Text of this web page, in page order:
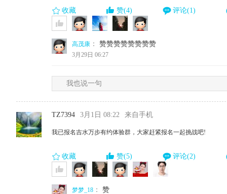
收藏 赞(4) 评论(1)
高茂康 ： 赞赞赞赞赞赞赞赞
3月29日 06:27
我也说一句
TZ7394 3月1日 08:22 来自手机
我已报名吉水万步有约体验群，大家赶紧报名一起挑战吧!
收藏 赞(5) 评论(2)
梦梦_18 ： 赞